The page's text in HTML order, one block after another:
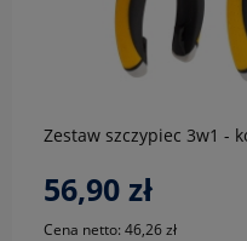
Zestaw szczypiec 3w1 -
56,90 zł
Cena netto: 46,26 zł